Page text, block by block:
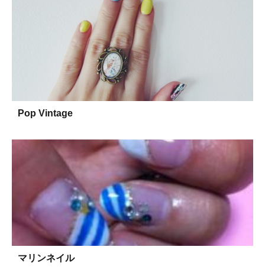
Pop Vintage
マリンネイル